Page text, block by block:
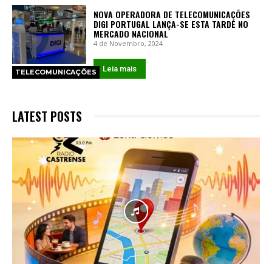
TELECOMUNICAÇÕES
NOVA OPERADORA DE TELECOMUNICAÇÕES
DIGI PORTUGAL LANÇA-SE ESTA TARDE NO
MERCADO NACIONAL
4 de Novembro, 2024
Leia mais
LATEST POSTS